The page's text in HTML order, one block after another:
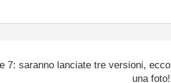
7: saranno lanciate tre versioni, ecco
una foto!